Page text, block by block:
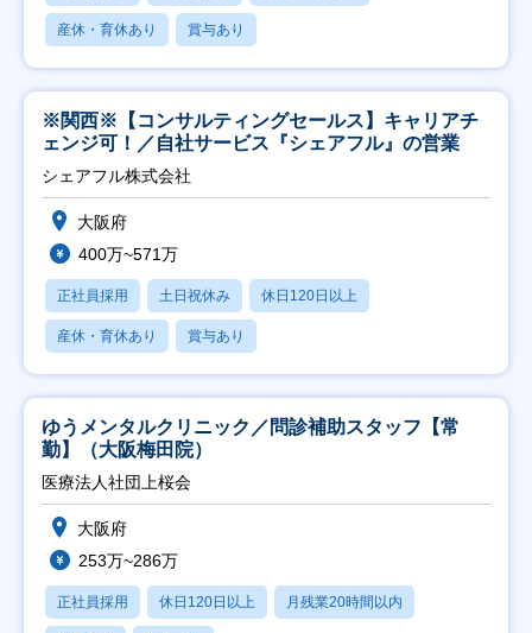
産休・育休あり 賞与あり
※関西※【コンサルティングセールス】キャリアチ
ェンジ可！／自社サービス『シェアフル』の営業
シェアフル株式会社
大阪府
400万~571万
正社員採用 土日祝休み 休日120日以上
産休・育休あり 賞与あり
ゆうメンタルクリニック／問診補助スタッフ【常
勤】（大阪梅田院）
医療法人社団上桜会
大阪府
253万~286万
正社員採用 休日120日以上 月残業20時間以内